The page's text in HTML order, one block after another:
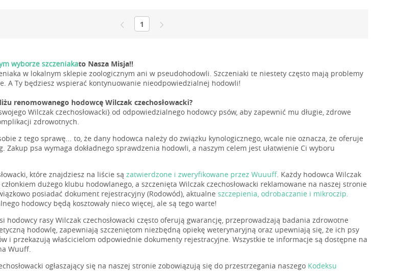
1
wyborze szczeniakato Nasza Misja!!
w lokalnym sklepie zoologicznym ani w pseudohodowli. Szczeniaki te niestety często mają problemy
A Ty będziesz wspierać kontynuowanie nieodpowiedzialnej hodowli!
renomowanego hodowcę Wilczak czechosłowacki?
Wilczak czechosłowacki} od odpowiedzialnego hodowcy psów, aby zapewnić mu długie, zdrowe
zdrowotnych.
z tego sprawę... to, że dany hodowca należy do związku kynologicznego, wcale nie oznacza, że oferuje
Zakup psa wymaga dokładnego sprawdzenia hodowli, a naszym celem jest ułatwienie Ci wyboru
które znajdziesz na liście są zatwierdzone i zweryfikowane przez Wuuuff. Każdy hodowca Wilczak
dużego klubu hodowlanego, a szczenięta Wilczak czechosłowacki reklamowane na naszej stronie
posiadać dokument rejestracyjny (Rodowód), aktualne szczepienia, odrobaczanie i mikroczip.
hodowcy będą kosztowały nieco więcej, ale są tego warte!
hodowcy rasy Wilczak czechosłowacki często oferują gwarancję, przeprowadzają badania zdrowotne
hodowlę, zapewniają szczeniętom niezbędną opiekę weterynaryjną oraz upewniają się, że ich psy
i przekazują właścicielom odpowiednie dokumenty rejestracyjne. Wszystkie te informacje są dostępne na
Wuuff.
ogłaszający się na naszej stronie zobowiązują się do przestrzegania naszego Kodeksu